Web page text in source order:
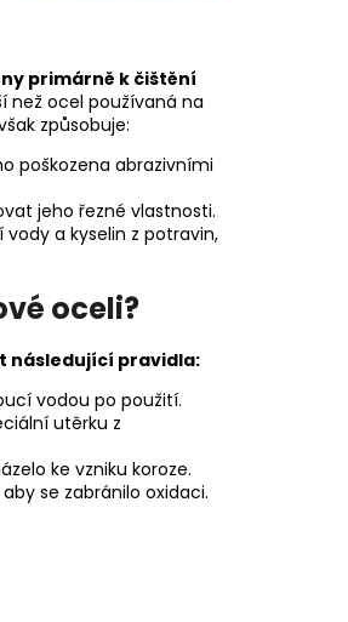
primárně k čištění
než ocel používaná na
způsobuje:
poškozena abrazivními
jeho řezné vlastnosti.
a kyselin z potravin,
oceli?
následující pravidla:
vodou po použití.
utěrku z
ke vzniku koroze.
se zabránilo oxidaci.